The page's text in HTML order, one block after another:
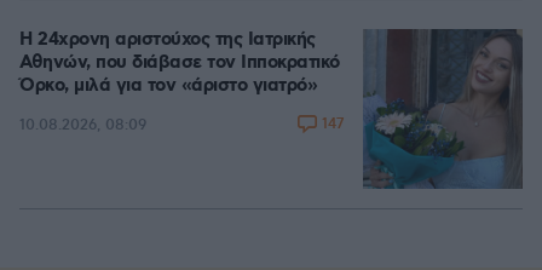
Η 24χρονη αριστούχος της Ιατρικής
Αθηνών, που διάβασε τον Ιπποκρατικό
Όρκο, μιλά για τον «άριστο γιατρό»
10.08.2026, 08:09 147